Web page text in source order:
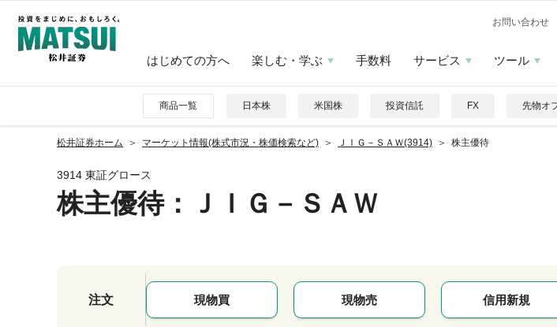
お問い合わせ
はじめての方へ 楽しむ・学ぶ 手数料 サービス ツール
商品一覧 日本株 米国株 投資信託 FX 先物オ
松井証券ホーム マーケット情報(株式市況・株価検索など) ＪＩＧ－ＳＡＷ(3914) 株主優待
3914 東証グロース
株主優待：ＪＩＧ－ＳＡＷ
注文 現物買 現物売 信用新規